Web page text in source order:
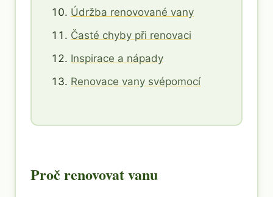
Údržba renovované vany
Časté chyby při renovaci
Inspirace a nápady
Renovace vany svépomocí
Proč renovovat vanu